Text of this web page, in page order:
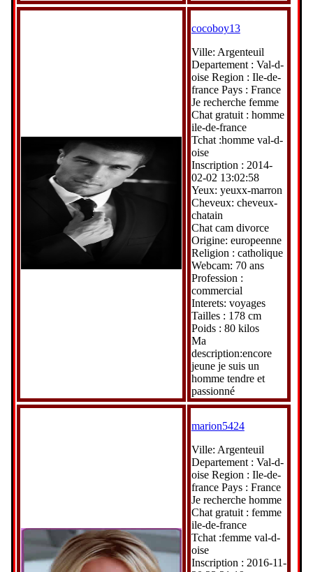
cocoboy13
Ville: Argenteuil
Departement : Val-d-
oise Region : Ile-de-
france Pays : France
Je recherche femme
Chat gratuit : homme
ile-de-france
Tchat :homme val-d-
oise
Inscription : 2014-
02-02 13:02:58
Yeux: yeuxx-marron
Cheveux: cheveux-
chatain
Chat cam divorce
Origine: europeenne
Religion : catholique
Webcam: 70 ans
Profession :
commercial
Interets: voyages
Tailles : 178 cm
Poids : 80 kilos
Ma
description:encore
jeune je suis un
homme tendre et
passionné
marion5424
Ville: Argenteuil
Departement : Val-d-
oise Region : Ile-de-
france Pays : France
Je recherche homme
Chat gratuit : femme
ile-de-france
Tchat :femme val-d-
oise
Inscription : 2016-11-